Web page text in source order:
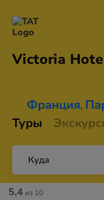
Victoria
Франция,
Туры
Куда
5,4 из 10